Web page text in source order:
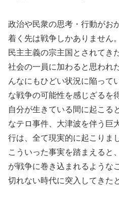
政治や民衆の思考・行動がお
着く先は戦争しかありません。
民主主義の宗主国とされてき
社会の一員に加わると思われ
んなにもひどい状況に陥って
な戦争の可能性を感じざるを
自分が生きている間に起こる
なテロ事件、大津波を伴う巨
行は、全て現実的に起こりま
こういった事実を踏まえると
が戦争に巻き込まれるような
切れない時代に突入してきた